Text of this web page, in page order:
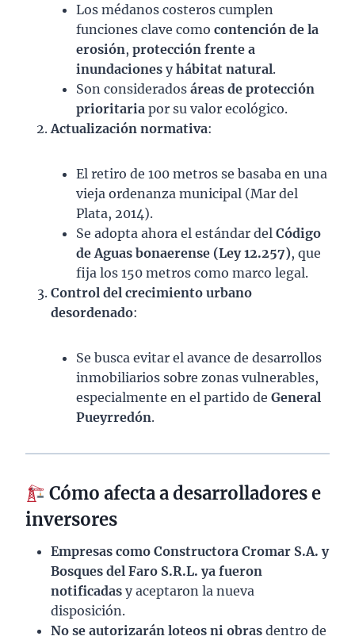
Los médanos costeros cumplen
funciones clave como contención de la
erosión, protección frente a
inundaciones yhábitat natural.
Son considerados áreas de protección
prioritaria por su valor ecológico.
Actualización normativa:
El retiro de 100 metros se basaba en una
vieja ordenanza municipal (Mar del
Plata, 2014).
Se adopta ahora el estándar del Código
de Aguas bonaerense (Ley 12.257), que
fija los 150 metros como marco legal.
Control del crecimiento urbano
desordenado:
Se busca evitar el avance de desarrollos
inmobiliarios sobre zonas vulnerables,
especialmente en el partido de General
Pueyrredón.
Cómo afecta a desarrolladores e
inversores
Empresas como Constructora Cromar S.A. y
Bosques del Faro S.R.L. ya fueron
notificadas y aceptaron la nueva
disposición.
No se autorizarán loteos ni obras dentro de